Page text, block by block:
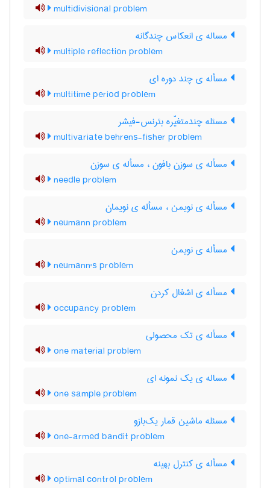
multidivisional problem
مساله ی انعکاس چندگانه
multiple reflection problem
مسأله ی چند دوره ای
multitime period problem
مسئله چندمتغیّره بئرنس-فیشر
multivariate behrens-fisher problem
مسأله ی سوزن بافون ، مسأله ی سوزن
needle problem
مسأله ی نویمن ، مسأله ی نویمان
neumann problem
مسأله ی نویمن
neumann's problem
مسأله ی اشغال کردن
occupancy problem
مسأله ی تک محصولی
one material problem
مساله ی یک نمونه ای
one sample problem
مسئله ماشین قمار یک‌بازو
one-armed bandit problem
مسأله ی کنترل بهینه
optimal control problem